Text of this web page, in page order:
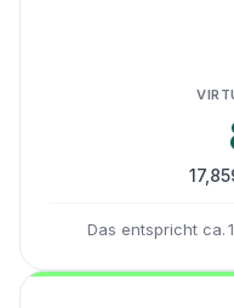
Das entspricht ca.